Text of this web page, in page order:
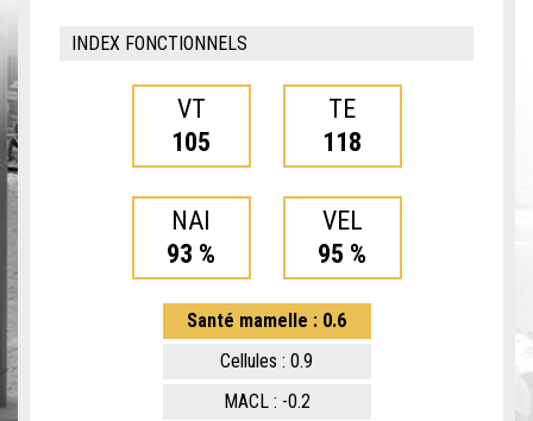
INDEX FONCTIONNELS
VT
105
TE
118
NAI
93 %
VEL
95 %
Santé mamelle : 0.6
Cellules : 0.9
MACL : -0.2